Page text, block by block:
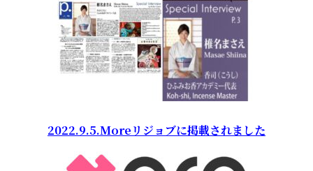
2022.9.5.Moreリジョブに掲載されました